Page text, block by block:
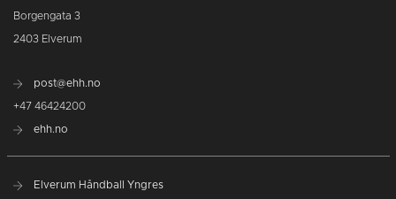
Borgengata 3
2403 Elverum
post@ehh.no
+47 46424200
ehh.no
Elverum Håndball Yngres